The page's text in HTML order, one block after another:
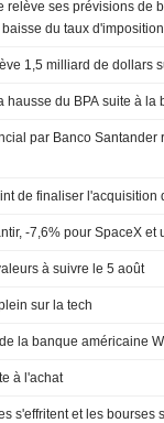
relève ses prévisions de
du taux d'imposition
1,5 milliard de dollars
révision à la hausse du BPA
par Banco Santander
de finaliser l'acquisition
-7,6% pour SpaceX et
à suivre le 5 août
sur la tech
la banque américaine
persiste à l'achat
s'effritent et les bourses